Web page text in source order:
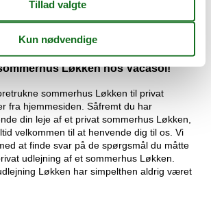
være ude, har du altid mulighed at
Løkken hos Vacasol!
sommerhus Løkken til privat
fra hjemmesiden. Såfremt du har
din leje af et privat sommerhus Løkken,
velkommen til at henvende dig til os. Vi
at finde svar på de spørgsmål du måtte
udlejning af et sommerhus Løkken.
Løkken har simpelthen aldrig været